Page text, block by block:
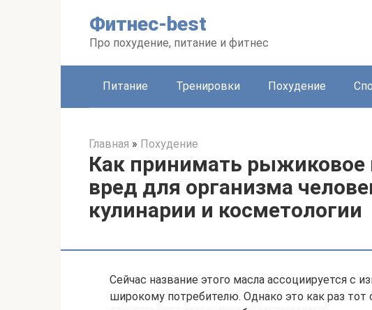
Фитнес-best
Про похудение, питание и фитнес
Питание Тренировки Похудение
Главная » Похудение
Как принимать рыжиковое
вред для организма
кулинарии и косметологии
Сейчас название этого масла ассоциируется с
широкому потребителю. Однако это как раз тот